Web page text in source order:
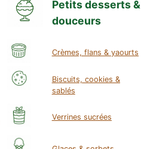
Petits desserts &
douceurs
Crèmes, flans & yaourts
Biscuits, cookies &
sablés
Verrines sucrées